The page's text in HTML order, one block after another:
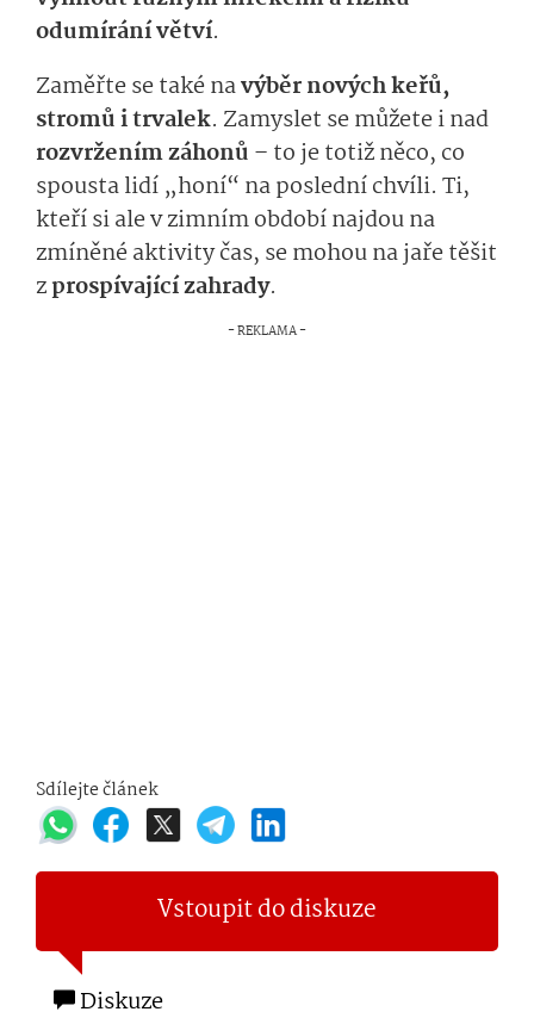
odumírání větví.
Zaměřte se také navýběr nových keřů,
stromů i trvalek. Zamyslet se můžete i nad
rozvržením záhonů – to je totiž něco, co
spousta lidí „honí“ na poslední chvíli. Ti,
kteří si ale v zimním období najdou na
zmíněné aktivity čas, se mohou na jaře těšit
zprospívající zahrady.
Sdílejte článek
Vstoupit do diskuze
Diskuze